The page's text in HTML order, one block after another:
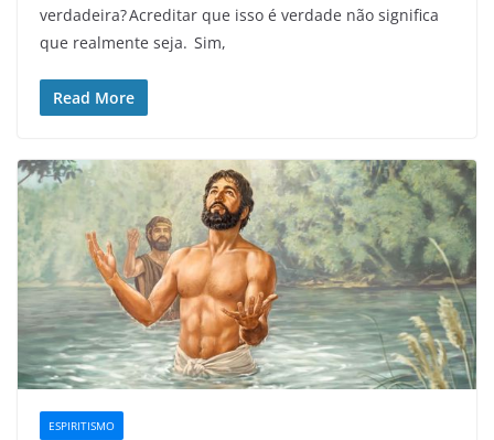
verdadeira? Acreditar que isso é verdade não significa
que realmente seja. Sim,
Read More
ESPIRITISMO